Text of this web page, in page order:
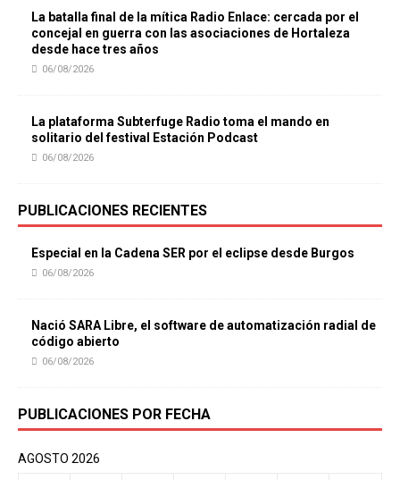
La batalla final de la mítica Radio Enlace: cercada por el
concejal en guerra con las asociaciones de Hortaleza
desde hace tres años
06/08/2026
La plataforma Subterfuge Radio toma el mando en
solitario del festival Estación Podcast
06/08/2026
PUBLICACIONES RECIENTES
Especial en la Cadena SER por el eclipse desde Burgos
06/08/2026
Nació SARA Libre, el software de automatización radial de
código abierto
06/08/2026
PUBLICACIONES POR FECHA
AGOSTO 2026